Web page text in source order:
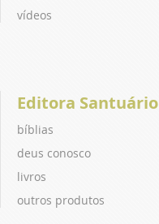
vídeos
Editora Santuário
bíblias
deus conosco
livros
outros produtos